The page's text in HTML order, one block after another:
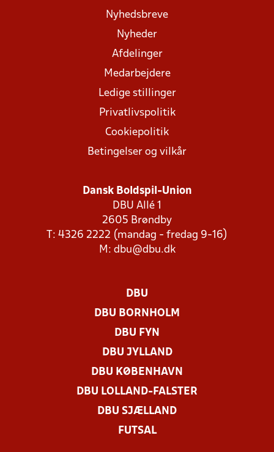
Nyhedsbreve
Nyheder
Afdelinger
Medarbejdere
Ledige stillinger
Privatlivspolitik
Cookiepolitik
Betingelser og vilkår
Dansk Boldspil-Union
DBU Allé 1
2605 Brøndby
T: 4326 2222 (mandag - fredag 9-16)
M: dbu@dbu.dk
DBU
DBU BORNHOLM
DBU FYN
DBU JYLLAND
DBU KØBENHAVN
DBU LOLLAND-FALSTER
DBU SJÆLLAND
FUTSAL